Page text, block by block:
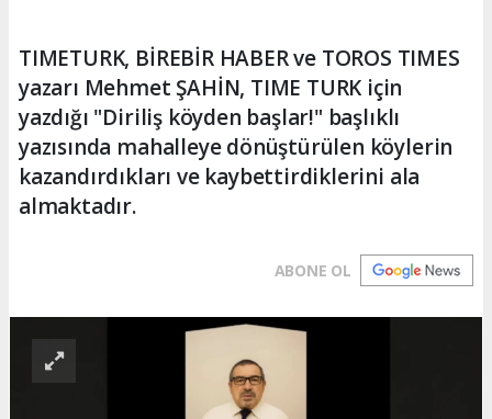
TIMETURK, BİREBİR HABER ve TOROS TIMES
yazarı Mehmet ŞAHİN, TIME TURK için
yazdığı "Diriliş köyden başlar!" başlıklı
yazısında mahalleye dönüştürülen köylerin
kazandırdıkları ve kaybettirdiklerini ala
almaktadır.
ABONE OL